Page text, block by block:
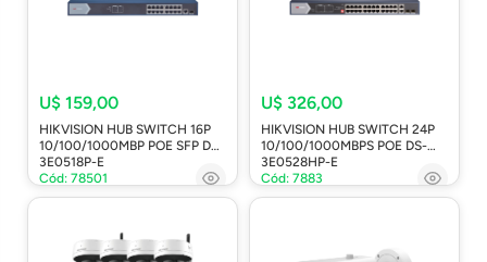
U$ 159,00
HIKVISION HUB SWITCH 16P
10/100/1000MBP POE SFP DS-
3E0518P-E
Cód: 78501
U$ 326,00
HIKVISION HUB SWITCH 24P
10/100/1000MBPS POE DS-
3E0528HP-E
Cód: 7883